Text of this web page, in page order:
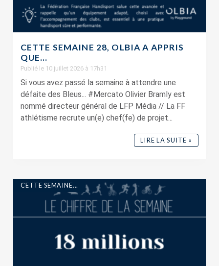
CETTE SEMAINE 28, OLBIA A APPRIS
QUE…
Publié le 10 juillet 2026 à 17h31
Si vous avez passé la semaine à attendre une
défaite des Bleus... #Mercato Olivier Bramly est
nommé directeur général de LFP Média // La FF
athlétisme recrute un(e) chef(fe) de projet...
LIRE LA SUITE »
CETTE SEMAINE...